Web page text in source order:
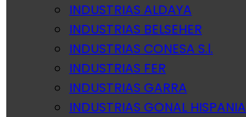
INDUSTRIAS ALDAYA
INDUSTRIAS BELSEHER
INDUSTRIAS CONESA S.l.
INDUSTRIAS FER
INDUSTRIAS GARRA
INDUSTRIAS GONAL HISPANIA